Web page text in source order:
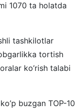
1070 ta holatda
tashkilotlar
tortish
ko’rish talabi
buzgan TOP-10